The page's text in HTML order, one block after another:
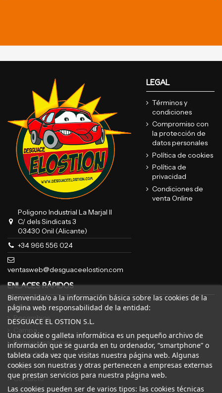
Poligono Industrial La Marjal II
C/ dels Sindicats 3
03430 Onil (Alicante)
+34 966 556 024
ventasweb@desguaceelostion.com
LEGAL
Términos y
condiciones
Compromiso con
la protección de
datos personales
Política de cookies
Política de
privacidad
Condiciones de
venta Online
ENLACES RÁPIDOS
Inicio
Recambios
Bajas y tasaciones
Sobre Nosotros
Blog
Contacto
Canal Ético
Bienvenida/o a la información básica sobre las cookies de la
página web responsabilidad de la entidad:
DESGUACE EL OSTION S.L.
Una cookie o galleta informática es un pequeño archivo de
información que se guarda en tu ordenador, “smartphone” o
tableta cada vez que visitas nuestra página web. Algunas
cookies son nuestras y otras pertenecen a empresas externas
que prestan servicios para nuestra página web.
Las cookies pueden ser de varios tipos: las cookies técnicas